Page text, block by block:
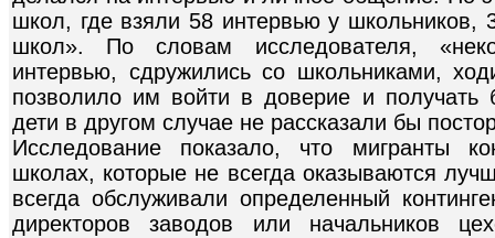
школ, где взяли 58 интервью у школьников,
школ». По словам исследователя,
интервью, сдружились со школьниками,
позволило им войти в доверие и получать
дети в другом случае не рассказали бы
Исследование показало, что мигранты
школах, которые не всегда оказываются
всегда обслуживали определенный
директоров заводов или начальников